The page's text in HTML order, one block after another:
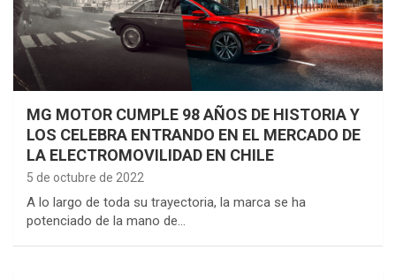
MG MOTOR CUMPLE 98 AÑOS DE HISTORIA Y
LOS CELEBRA ENTRANDO EN EL MERCADO DE
LA ELECTROMOVILIDAD EN CHILE
5 de octubre de 2022
A lo largo de toda su trayectoria, la marca se ha
potenciado de la mano de…